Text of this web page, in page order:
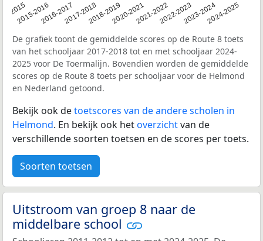
2015
2015-20162016-20172017-20182018-20192020-20212021-20222022-20232023-20242024-2025
De grafiek toont de gemiddelde scores op de Route 8 toets
van het schooljaar 2017-2018 tot en met schooljaar 2024-
2025 voor De Toermalijn. Bovendien worden de gemiddelde
scores op de Route 8 toets per schooljaar voor de Helmond
en Nederland getoond.
Bekijk ook detoetscores van de andere scholen in
Helmond. En bekijk ook hetoverzichtvan de
verschillende soorten toetsen en de scores per toets.
Soorten toetsen
Uitstroom van groep 8 naar de
middelbare school